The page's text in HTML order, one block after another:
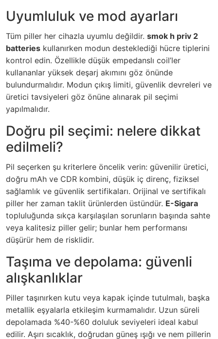
Uyumluluk ve mod ayarları
Tüm piller her cihazla uyumlu değildir. smok h priv 2
batteries kullanırken modun desteklediği hücre tiplerini
kontrol edin. Özellikle düşük empedanslı coil’ler
kullananlar yüksek deşarj akımını göz önünde
bulundurmalıdır. Modun çıkış limiti, güvenlik devreleri ve
üretici tavsiyeleri göz önüne alınarak pil seçimi
yapılmalıdır.
Doğru pil seçimi: nelere dikkat
edilmeli?
Pil seçerken şu kriterlere öncelik verin: güvenilir üretici,
doğru mAh ve CDR kombini, düşük iç direnç, fiziksel
sağlamlık ve güvenlik sertifikaları. Orijinal ve sertifikalı
piller her zaman taklit ürünlerden üstündür. E-Sigara
topluluğunda sıkça karşılaşılan sorunların başında sahte
veya kalitesiz piller gelir; bunlar hem performansı
düşürür hem de risklidir.
Taşıma ve depolama: güvenli
alışkanlıklar
Piller taşınırken kutu veya kapak içinde tutulmalı, başka
metallik eşyalarla etkileşim kurmamalıdır. Uzun süreli
depolamada %40-%60 doluluk seviyeleri ideal kabul
edilir. Aşırı sıcaklık, doğrudan güneş ışığı ve nem pillerin